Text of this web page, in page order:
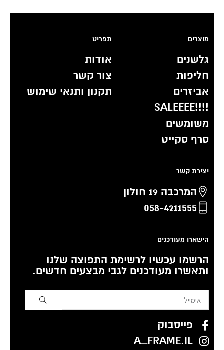
מוצרים
גלשנים
חליפות
אביזרים
!!!!SALEEEE
משומשים
סרף סקייט
תפריט
אודות
צור קשר
תקנון ותנאי שימוש
יצירת קשר
המרכבה 19 חולון
058-4211555
הישארו מעודכנים
הרשמו עכשיו לרשימת התפוצה שלנו
ותאשרו מעודכנים לגבי מבצעים חדשים.
פייסבוק
A_FRAME.IL